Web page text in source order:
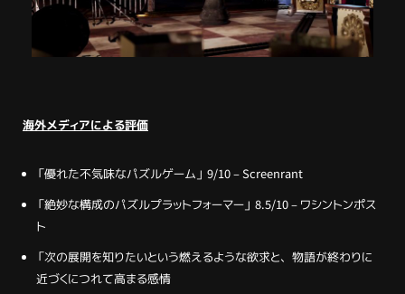
海外メディアによる評価
「優れた不気味なパズルゲーム」 9/10 – Screenrant
「絶妙な構成のパズルプラットフォーマー」 8.5/10 – ワシントンポス
ト
「次の展開を知りたいという燃えるような欲求と、物語が終わりに
近づくにつれて高まる感情